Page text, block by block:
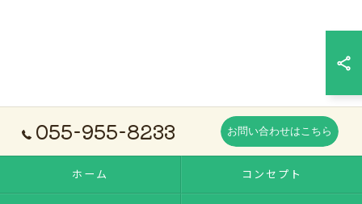
055-955-8233 お問い合わせはこちら
ホーム コンセプト